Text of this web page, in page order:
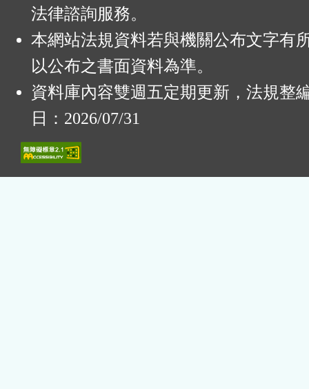
法律諮詢服務。
本網站法規資料若與機關公布文字有
以公布之書面資料為準。
資料庫內容雙週五定期更新，法規整
日：2026/07/31